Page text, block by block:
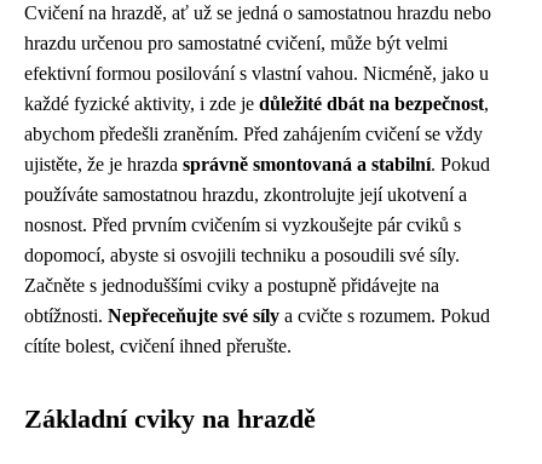
Cvičení na hrazdě, ať už se jedná o samostatnou hrazdu nebo
hrazdu určenou pro samostatné cvičení, může být velmi
efektivní formou posilování s vlastní vahou. Nicméně, jako u
každé fyzické aktivity, i zde je důležité dbát na bezpečnost,
abychom předešli zraněním. Před zahájením cvičení se vždy
ujistěte, že je hrazda správně smontovaná a stabilní. Pokud
používáte samostatnou hrazdu, zkontrolujte její ukotvení a
nosnost. Před prvním cvičením si vyzkoušejte pár cviků s
dopomocí, abyste si osvojili techniku a posoudili své síly.
Začněte s jednoduššími cviky a postupně přidávejte na
obtížnosti. Nepřeceňujte své síly a cvičte s rozumem. Pokud
cítíte bolest, cvičení ihned přerušte.
Základní cviky na hrazdě